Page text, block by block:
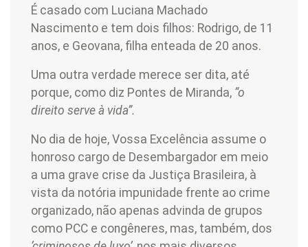
É casado com Luciana Machado
Nascimento e tem dois filhos: Rodrigo, de 11
anos, e Geovana, filha enteada de 20 anos.
Uma outra verdade merece ser dita, até
porque, como diz Pontes de Miranda, “o
direito serve à vida”.
No dia de hoje, Vossa Excelência assume o
honroso cargo de Desembargador em meio
a uma grave crise da Justiça Brasileira, à
vista da notória impunidade frente ao crime
organizado, não apenas advinda de grupos
como PCC e congêneres, mas, também, dos